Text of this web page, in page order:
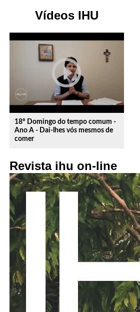
Vídeos IHU
play_circle_outline
18º Domingo do tempo comum -
Ano A - Dai-lhes vós mesmos de
comer
Revista ihu on-line